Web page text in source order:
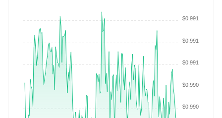
$0.990
$0.990
$0.991
$0.991
$0.991